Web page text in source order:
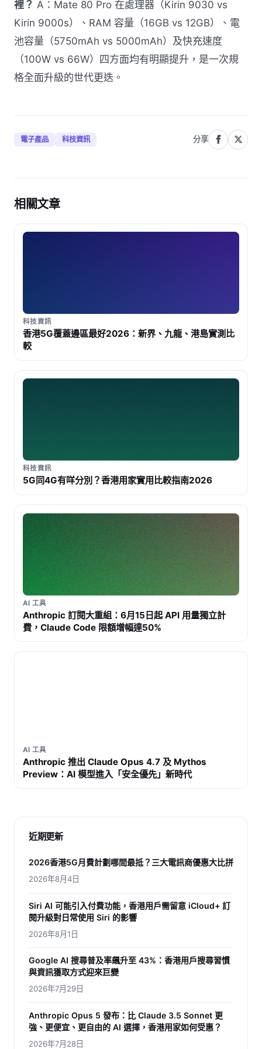
裡？ A：Mate 80 Pro 在處理器（Kirin 9030 vs
Kirin 9000s）、RAM 容量（16GB vs 12GB）、電
池容量（5750mAh vs 5000mAh）及快充速度
（100W vs 66W）四方面均有明顯提升，是一次規
格全面升級的世代更迭。
電子產品 科技資訊 分享
相關文章
科技資訊
香港5G覆蓋邊區最好2026：新界、九龍、港島實測比
較
科技資訊
5G同4G有咩分別？香港用家實用比較指南2026
AI 工具
Anthropic 訂閱大重組：6月15日起 API 用量獨立計
費，Claude Code 限額增幅達50%
AI 工具
Anthropic 推出 Claude Opus 4.7 及 Mythos
Preview：AI 模型進入「安全優先」新時代
近期更新
2026香港5G月費計劃哪間最抵？三大電訊商優惠大比拼
2026年8月4日
Siri AI 可能引入付費功能，香港用戶需留意 iCloud+ 訂
閱升級對日常使用 Siri 的影響
2026年8月1日
Google AI 搜尋普及率飆升至 43%：香港用戶搜尋習慣
與資訊獲取方式迎來巨變
2026年7月29日
Anthropic Opus 5 發布：比 Claude 3.5 Sonnet 更
強、更便宜、更自由的 AI 選擇，香港用家如何受惠？
2026年7月28日